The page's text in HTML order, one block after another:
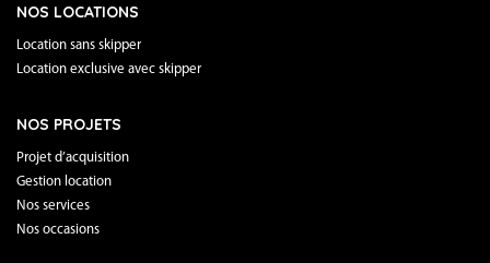
NOS LOCATIONS
Location sans skipper
Location exclusive avec skipper
NOS PROJETS
Projet d’acquisition
Gestion location
Nos services
Nos occasions